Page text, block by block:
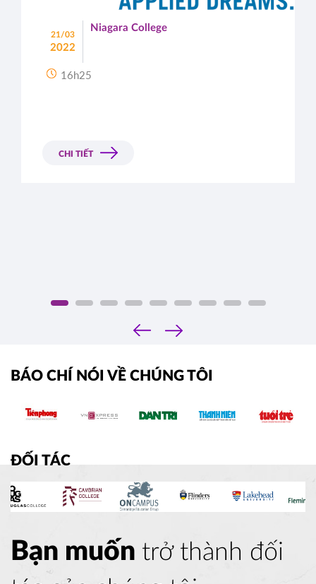
21/03
2022
Niagara College
16h25
CHI TIẾT
‹
›
BÁO CHÍ NÓI VỀ CHÚNG TÔI
ĐỐI TÁC
Bạn muốn trở thành đối